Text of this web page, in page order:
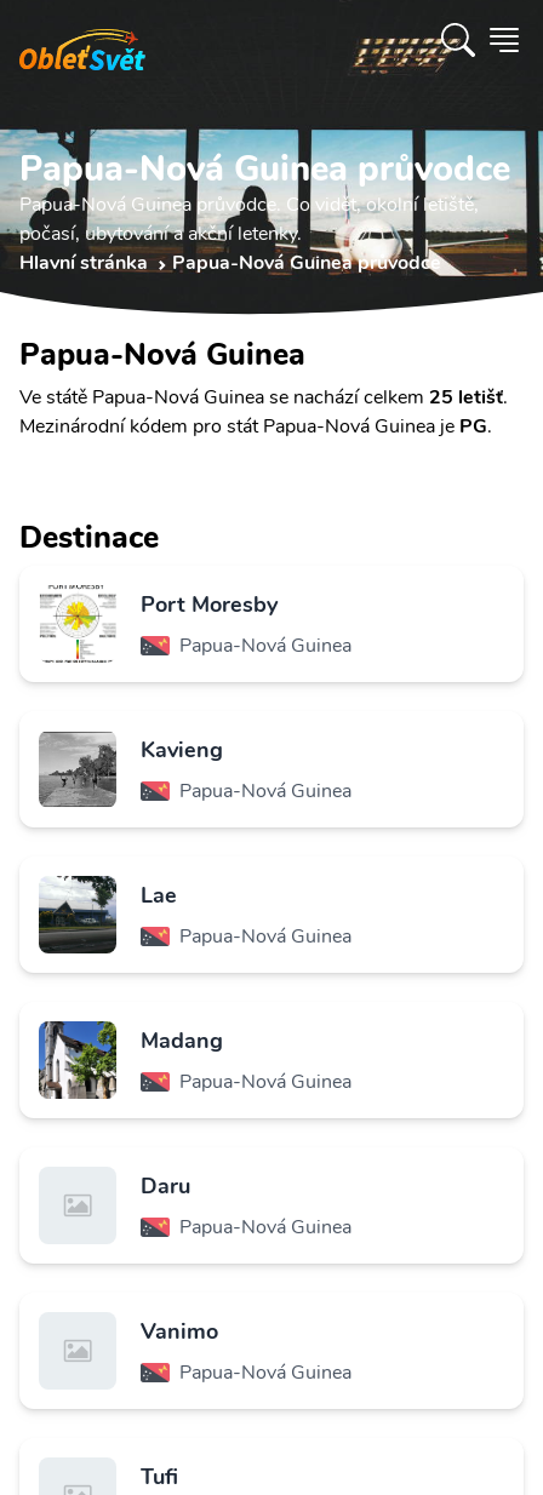
Papua-Nová Guinea průvodce
Papua-Nová Guinea průvodce. Co vidět, okolní letiště,
počasí, ubytování a akční letenky.
Hlavní stránka
Papua-Nová Guinea průvodce
Papua-Nová Guinea
Ve státě Papua-Nová Guinea se nachází celkem 25 letišť.
Mezinárodní kódem pro stát Papua-Nová Guinea je PG.
Destinace
Port Moresby
Papua-Nová Guinea
Kavieng
Papua-Nová Guinea
Lae
Papua-Nová Guinea
Madang
Papua-Nová Guinea
Daru
Papua-Nová Guinea
Vanimo
Papua-Nová Guinea
Tufi